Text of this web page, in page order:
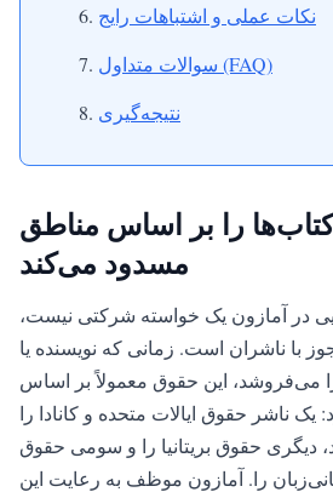
نکات عملی و اشتباهات رایج
سوالات متداول (FAQ)
نتیجه‌گیری
را بر اساس مناطق
مسدود می‌کند
در آمازون یک خواسته شرکتی نیست،
با ناشران است. زمانی که نویسنده یا
می‌فروشد، این حقوق معمولاً بر اساس
ناشر حقوق ایالات متحده و کانادا را
دیگری حقوق بریتانیا را و سومی حقوق
را. آمازون موظف به رعایت این